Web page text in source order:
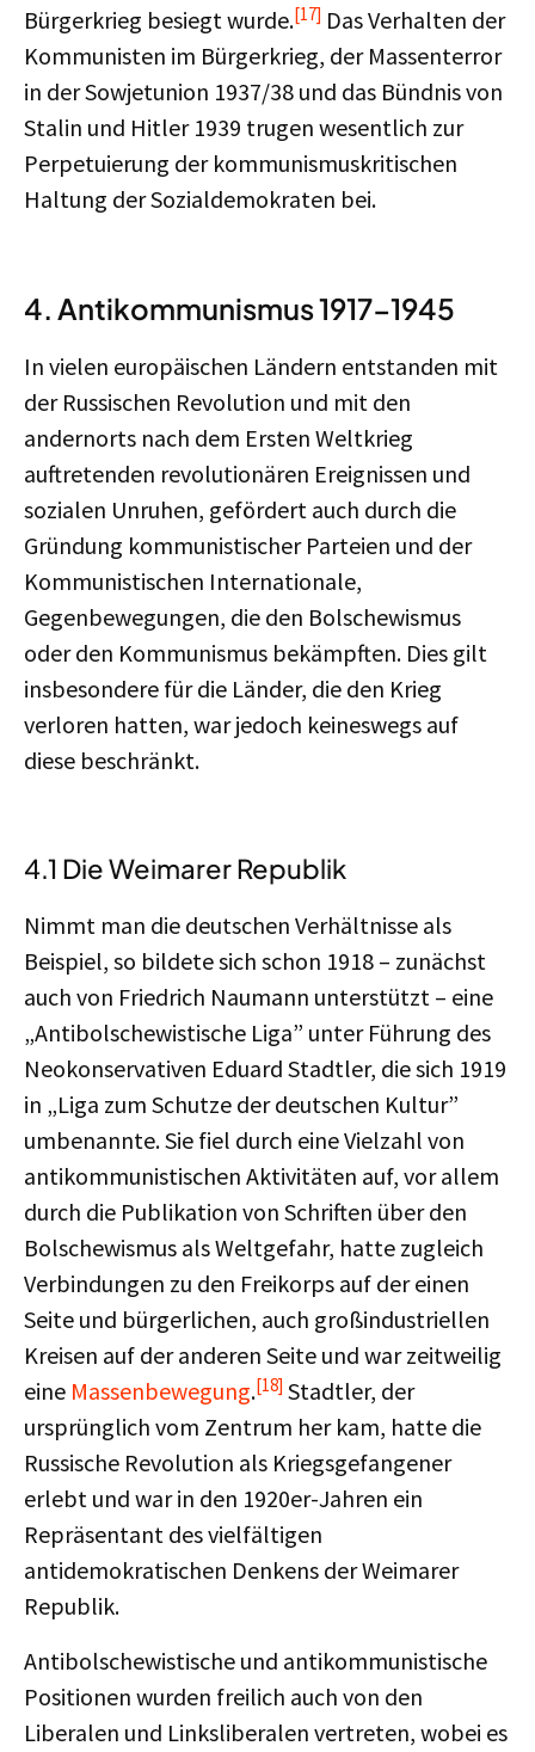
Bürgerkrieg besiegt wurde.[17] Das Verhalten der
Kommunisten im Bürgerkrieg, der Massenterror
in der Sowjetunion 1937/38 und das Bündnis von
Stalin und Hitler 1939 trugen wesentlich zur
Perpetuierung der kommunismuskritischen
Haltung der Sozialdemokraten bei.
4. Antikommunismus 1917-1945
In vielen europäischen Ländern entstanden mit
der Russischen Revolution und mit den
andernorts nach dem Ersten Weltkrieg
auftretenden revolutionären Ereignissen und
sozialen Unruhen, gefördert auch durch die
Gründung kommunistischer Parteien und der
Kommunistischen Internationale,
Gegenbewegungen, die den Bolschewismus
oder den Kommunismus bekämpften. Dies gilt
insbesondere für die Länder, die den Krieg
verloren hatten, war jedoch keineswegs auf
diese beschränkt.
4.1 Die Weimarer Republik
Nimmt man die deutschen Verhältnisse als
Beispiel, so bildete sich schon 1918 – zunächst
auch von Friedrich Naumann unterstützt – eine
„Antibolschewistische Liga” unter Führung des
Neokonservativen Eduard Stadtler, die sich 1919
in „Liga zum Schutze der deutschen Kultur”
umbenannte. Sie fiel durch eine Vielzahl von
antikommunistischen Aktivitäten auf, vor allem
durch die Publikation von Schriften über den
Bolschewismus als Weltgefahr, hatte zugleich
Verbindungen zu den Freikorps auf der einen
Seite und bürgerlichen, auch großindustriellen
Kreisen auf der anderen Seite und war zeitweilig
eine Massenbewegung.[18] Stadtler, der
ursprünglich vom Zentrum her kam, hatte die
Russische Revolution als Kriegsgefangener
erlebt und war in den 1920er-Jahren ein
Repräsentant des vielfältigen
antidemokratischen Denkens der Weimarer
Republik.
Antibolschewistische und antikommunistische
Positionen wurden freilich auch von den
Liberalen und Linksliberalen vertreten, wobei es